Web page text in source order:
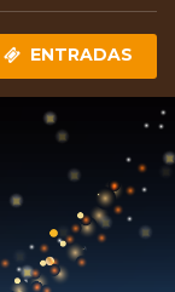
ENTRADAS